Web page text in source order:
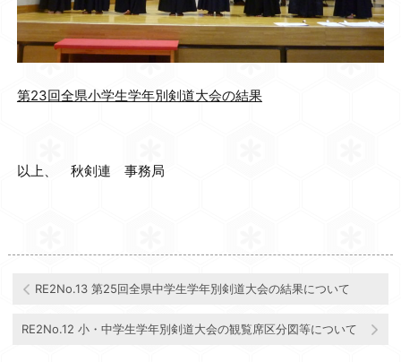
第23回全県小学生学年別剣道大会の結果
以上、 秋剣連 事務局
RE2No.13 第25回全県中学生学年別剣道大会の結果について
RE2No.12 小・中学生学年別剣道大会の観覧席区分図等について